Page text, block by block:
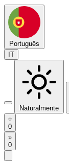
Português
IT
Naturalmente
0
0